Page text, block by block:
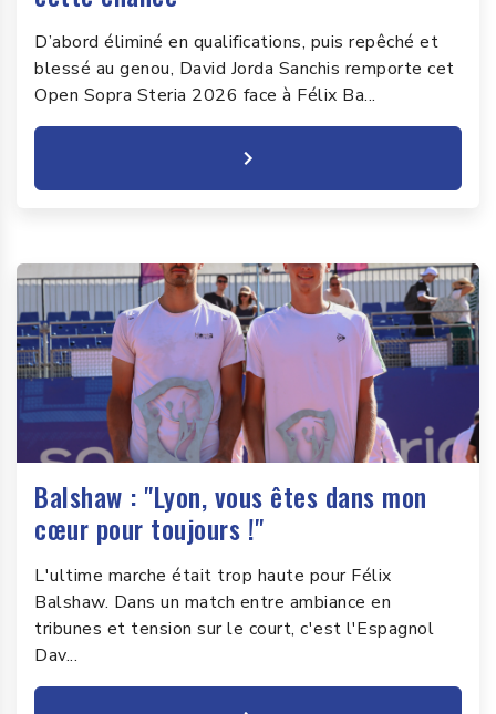
D’abord éliminé en qualifications, puis repêché et
blessé au genou, David Jorda Sanchis remporte cet
Open Sopra Steria 2026 face à Félix Ba...
Balshaw : "Lyon, vous êtes dans mon
cœur pour toujours !"
L'ultime marche était trop haute pour Félix
Balshaw. Dans un match entre ambiance en
tribunes et tension sur le court, c'est l'Espagnol
Dav...